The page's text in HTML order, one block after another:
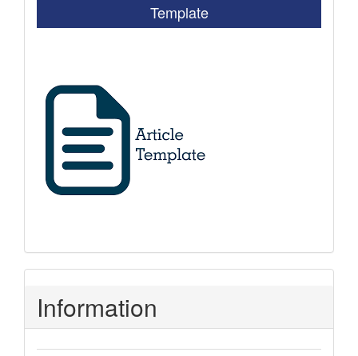
Template
Information